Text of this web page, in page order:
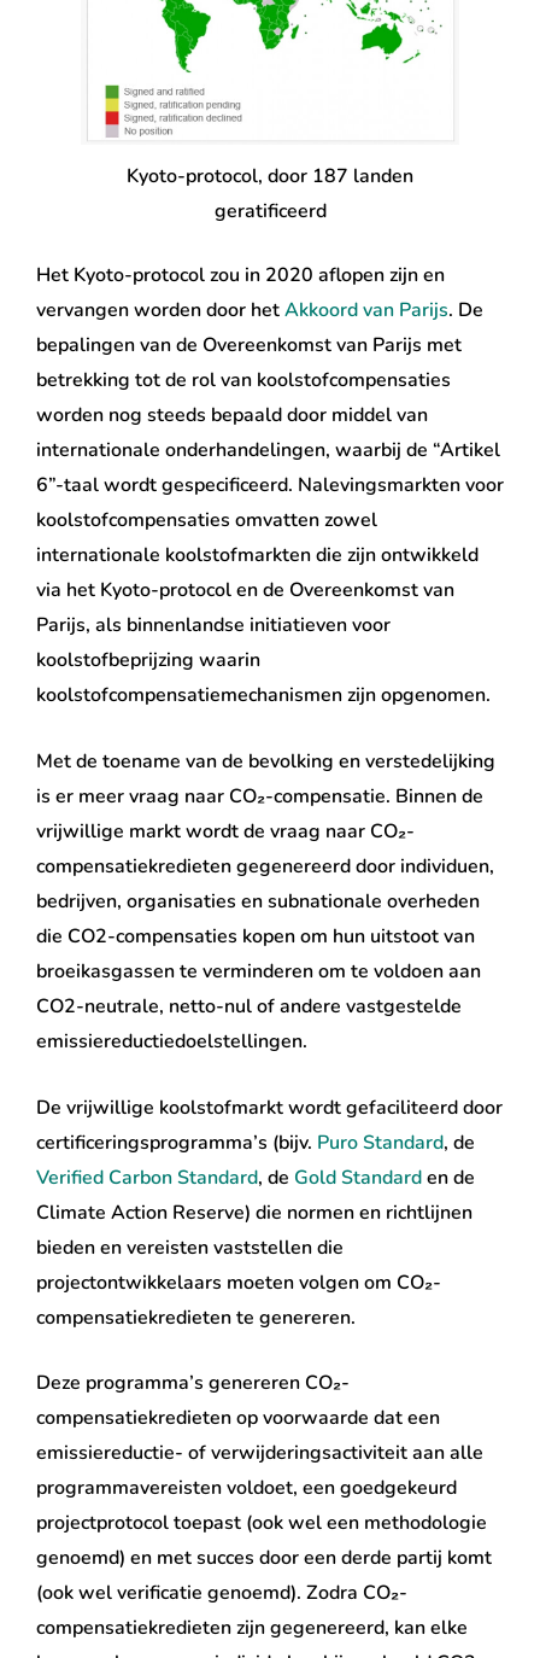
Kyoto-protocol, door 187 landen
geratificeerd
Het Kyoto-protocol zou in 2020 aflopen zijn en
vervangen worden door hetAkkoord van Parijs. De
bepalingen van de Overeenkomst van Parijs met
betrekking tot de rol van koolstofcompensaties
worden nog steeds bepaald door middel van
internationale onderhandelingen, waarbij de “Artikel
6”-taal wordt gespecificeerd. Nalevingsmarkten voor
koolstofcompensaties omvatten zowel
internationale koolstofmarkten die zijn ontwikkeld
via het Kyoto-protocol en de Overeenkomst van
Parijs, als binnenlandse initiatieven voor
koolstofbeprijzing waarin
koolstofcompensatiemechanismen zijn opgenomen.
Met de toename van de bevolking en verstedelijking
is er meer vraag naar CO₂-compensatie. Binnen de
vrijwillige markt wordt de vraag naar CO₂-
compensatiekredieten gegenereerd door individuen,
bedrijven, organisaties en subnationale overheden
die CO2-compensaties kopen om hun uitstoot van
broeikasgassen te verminderen om te voldoen aan
CO2-neutrale, netto-nul of andere vastgestelde
emissiereductiedoelstellingen.
De vrijwillige koolstofmarkt wordt gefaciliteerd door
certificeringsprogramma’s (bijv. Puro Standard, de
Verified Carbon Standard, de Gold Standarden de
Climate Action Reserve) die normen en richtlijnen
bieden en vereisten vaststellen die
projectontwikkelaars moeten volgen om CO₂-
compensatiekredieten te genereren.
Deze programma’s genereren CO₂-
compensatiekredieten op voorwaarde dat een
emissiereductie- of verwijderingsactiviteit aan alle
programmavereisten voldoet, een goedgekeurd
projectprotocol toepast (ook wel een methodologie
genoemd) en met succes door een derde partij komt
(ook wel verificatie genoemd). Zodra CO₂-
compensatiekredieten zijn gegenereerd, kan elke